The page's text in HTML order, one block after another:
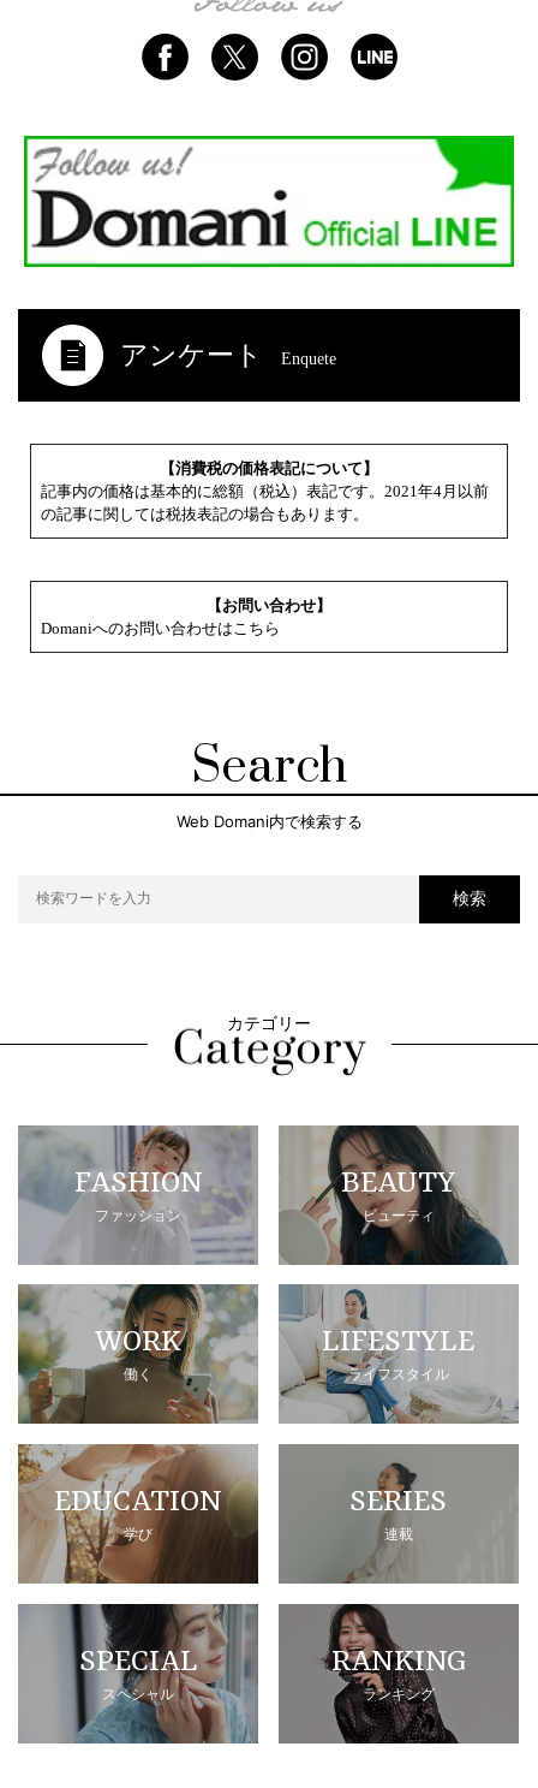
アンケート Enquete
【消費税の価格表記について】
記事内の価格は基本的に総額（税込）表記です。2021年4月以前
の記事に関しては税抜表記の場合もあります。
【お問い合わせ】
Domaniへのお問い合わせはこちら
Search
Web Domani内で検索する
検索
カテゴリー
FASHION
ファッション
BEAUTY
ビューティ
WORK
働く
LIFESTYLE
ライフスタイル
EDUCATION
学び
SERIES
連載
SPECIAL
スペシャル
RANKING
ランキング